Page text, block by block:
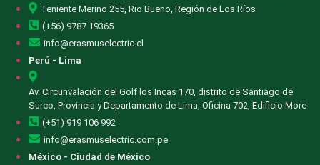
Teniente Merino 255, Rio Bueno, Región de Los Ríos
(+56) 9787 19365
info@erasmuselectric.cl
Perú - Lima
Av. Circunvalación del Golf los Incas 170, distrito de Santiago de
Surco, Provincia y Departamento de Lima, Oficina 702, Edificio More
(+51) 919 106 992
info@erasmuselectric.com.pe
México - Ciudad de México